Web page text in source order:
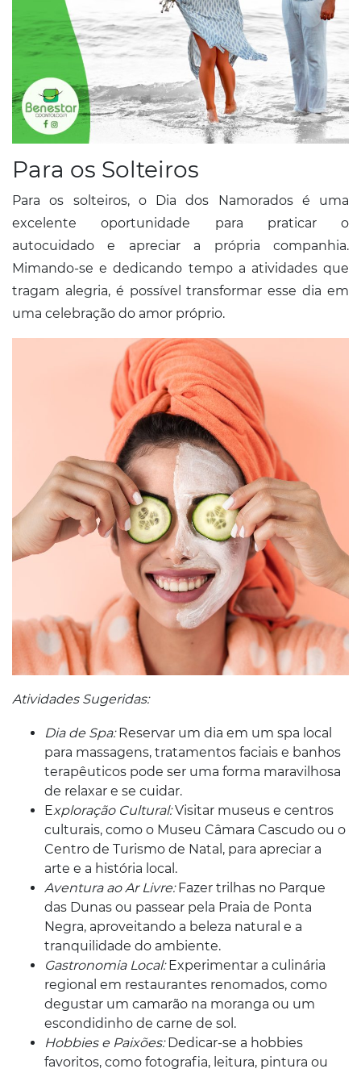
Para os Solteiros
Para os solteiros, o Dia dos Namorados é uma
excelente oportunidade para praticar o
autocuidado e apreciar a própria companhia.
Mimando-se e dedicando tempo a atividades que
tragam alegria, é possível transformar esse dia em
uma celebração do amor próprio.
Atividades Sugeridas:
Dia de Spa:Reservar um dia em um spa local
para massagens, tratamentos faciais e banhos
terapêuticos pode ser uma forma maravilhosa
de relaxar e se cuidar.
Exploração Cultural:Visitar museus e centros
culturais, como o Museu Câmara Cascudo ou o
Centro de Turismo de Natal, para apreciar a
arte e a história local.
Aventura ao Ar Livre:Fazer trilhas no Parque
das Dunas ou passear pela Praia de Ponta
Negra, aproveitando a beleza natural e a
tranquilidade do ambiente.
Gastronomia Local:Experimentar a culinária
regional em restaurantes renomados, como
degustar um camarão na moranga ou um
escondidinho de carne de sol.
Hobbies e Paixões:Dedicar-se a hobbies
favoritos, como fotografia, leitura, pintura ou